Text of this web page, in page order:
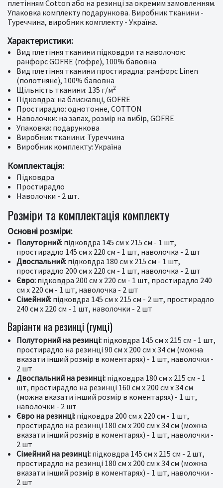
плетінням Cotton або на резинці за окремим замовленням.
Упаковка комплекту подарункова. Виробник тканини -
Туреччина, виробник комплекту - Україна.
Характеристики:
Вид плетіння тканини підковдри та наволочок:
ранфорс GOFRE (гофре), 100% бавовна
Вид плетіння тканини простирадла: ранфорс Linen
(полотняне), 100% бавовна
Щільність тканини: 135 г/м2
Підковдра: на блискавці, GOFRE
Простирадло: однотонне, COTTON
Наволочки: на запах, розмір на вибір, GOFRE
Упаковка: подарункова
Виробник тканини: Туреччина
Виробник комплекту: Україна
Комплектація:
Підковдра
Простирадло
Наволочки - 2 шт.
Розміри та комплектація комплекту
Основні розміри:
Полуторний: підковдра 145 см х 215 см - 1 шт,
простирадло 145 см х 220 см - 1 шт, наволочка - 2 шт
Двоспальний: підковдра 180 см х 215 см - 1 шт,
простирадло 200 см х 220 см - 1 шт, наволочка - 2 шт
Євро: підковдра 200 см х 220 см - 1 шт, простирадло 240
см х 220 см - 1 шт, наволочка - 2 шт
Сімейний: підковдра 145 см х 215 см - 2 шт, простирадло
240 см х 220 см - 1 шт, наволочки - 2 шт
Варіанти на резинці (гумці)
Полуторний на резинці: підковдра 145 см х 215 см - 1 шт,
простирадло на резинці 90 см х 200 см х 34 см (можна
вказати інший розмір в коментарях) - 1 шт, наволочки -
2 шт
Двоспальний на резинці: підковдра 180 см х 215 см - 1
шт, простирадло на резинці 160 см х 200 см х 34 см
(можна вказати інший розмір в коментарях) - 1 шт,
наволочки - 2 шт
Євро на резинці: підковдра 200 см х 220 см - 1 шт,
простирадло на резинці 180 см х 200 см х 34 см (можна
вказати інший розмір в коментарях) - 1 шт, наволочки -
2 шт
Сімейний на резинці: підковдра 145 см х 215 см - 2 шт,
простирадло на резинці 180 см х 200 см х 34 см (можна
вказати інший розмір в коментарях) - 1 шт, наволочки -
2 шт